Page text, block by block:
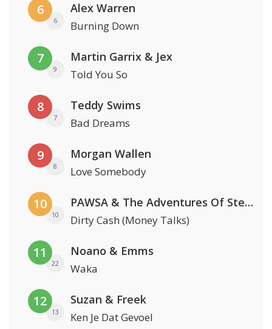
6
6
Alex Warren
Burning Down
7
9
Martin Garrix & Jex
Told You So
8
7
Teddy Swims
Bad Dreams
9
8
Morgan Wallen
Love Somebody
10
10
PAWSA & The Adventures Of Stevie V
Dirty Cash (Money Talks)
11
22
Noano & Emms
Waka
12
13
Suzan & Freek
Ken Je Dat Gevoel